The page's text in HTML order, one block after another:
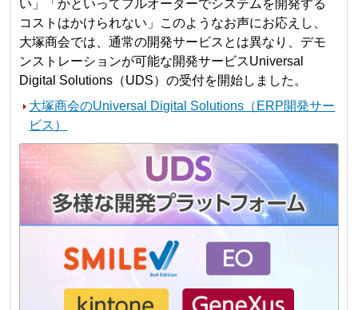
い」「かといってフルオーダーでシステムを開発する
コストはかけられない」このようなお声にお応えし、
大塚商会では、通常の開発サービスとは異なり、デモ
ンストレーションが可能な開発サービスUniversal
Digital Solutions（UDS）の受付を開始しました。
大塚商会のUniversal Digital Solutions（ERP開発サー
ビス）